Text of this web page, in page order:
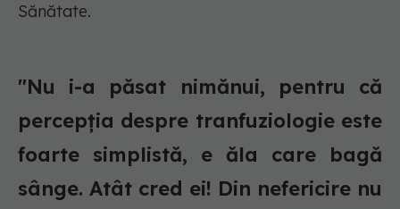
Sănătate.
"Nu i-a păsat nimănui, pentru că
percepția despre tranfuziologie este
foarte simplistă, e ăla care bagă
sânge. Atât cred ei! Din nefericire nu